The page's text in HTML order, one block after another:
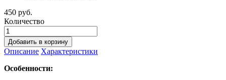
450 руб.
Количество
Добавить в корзину
Описание Характеристики
Особенности: